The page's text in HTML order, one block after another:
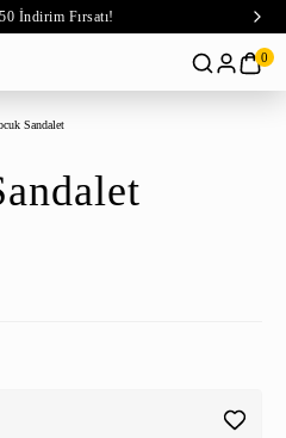
İndirim Fırsatı!
0
Sandalet